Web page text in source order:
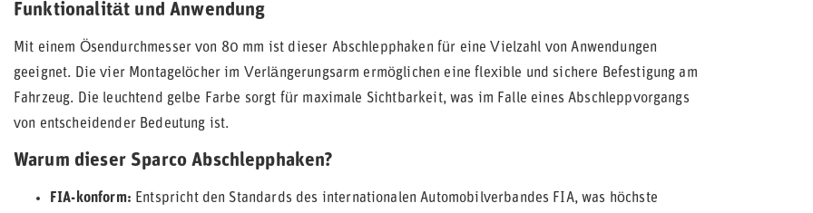
Funktionalität und Anwendung
Mit einem Ösendurchmesser von 80 mm ist dieser Abschlepphaken für eine Vielzahl von Anwendungen
geeignet. Die vier Montagelöcher im Verlängerungsarm ermöglichen eine flexible und sichere Befestigung am
Fahrzeug. Die leuchtend gelbe Farbe sorgt für maximale Sichtbarkeit, was im Falle eines Abschleppvorgangs
von entscheidender Bedeutung ist.
Warum dieser Sparco Abschlepphaken?
FIA-konform: Entspricht den Standards des internationalen Automobilverbandes FIA, was höchste